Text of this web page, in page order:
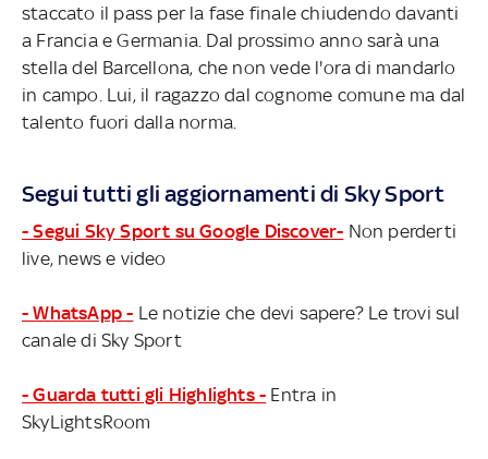
staccato il pass per la fase finale chiudendo davanti
a Francia e Germania. Dal prossimo anno sarà una
stella del Barcellona, che non vede l'ora di mandarlo
in campo. Lui, il ragazzo dal cognome comune ma dal
talento fuori dalla norma.
Segui tutti gli aggiornamenti di Sky Sport
- Segui Sky Sport su Google Discover- Non perderti
live, news e video
- WhatsApp - Le notizie che devi sapere? Le trovi sul
canale di Sky Sport
- Guarda tutti gli Highlights - Entra in
SkyLightsRoom